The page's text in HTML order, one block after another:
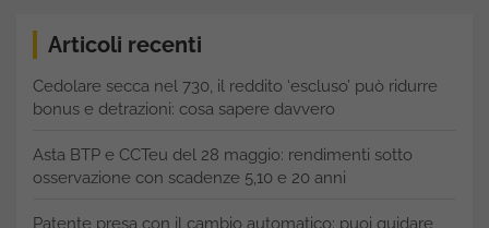
Articoli recenti
Cedolare secca nel 730, il reddito ‘escluso’ può ridurre
bonus e detrazioni: cosa sapere davvero
Asta BTP e CCTeu del 28 maggio: rendimenti sotto
osservazione con scadenze 5,10 e 20 anni
Patente presa con il cambio automatico: puoi guidare